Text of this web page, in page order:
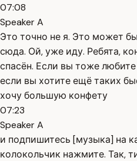
07:08
Speaker A
Это точно не я. Это может
сюда. Ой, уже иду. Ребята,
спасён. Если вы тоже
если вы хотите ещё таких
хочу большую конфету
07:23
Speaker A
и подпишитесь [музыка] на
колокольчик нажмите. Так,